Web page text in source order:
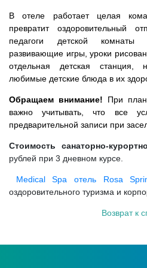
В отеле работает целая
превратит оздоровительный
педагоги детской комнаты
развивающие игры, уроки
отдельная детская станция,
любимые детские блюда в их
Обращаем внимание! При
важно учитывать, что все
предварительной записи при
Стоимость санаторно-
рублей при 3 дневном курсе.
Medical Spa отель Rosa
оздоровительного туризма и
Возврат к